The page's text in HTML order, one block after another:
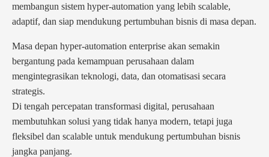
membangun sistem hyper-automation yang lebih scalable,
adaptif, dan siap mendukung pertumbuhan bisnis di masa depan.
Masa depan hyper-automation enterprise akan semakin
bergantung pada kemampuan perusahaan dalam
mengintegrasikan teknologi, data, dan otomatisasi secara
strategis.
Di tengah percepatan transformasi digital, perusahaan
membutuhkan solusi yang tidak hanya modern, tetapi juga
fleksibel dan scalable untuk mendukung pertumbuhan bisnis
jangka panjang.